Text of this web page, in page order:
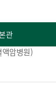
관
액암병원)